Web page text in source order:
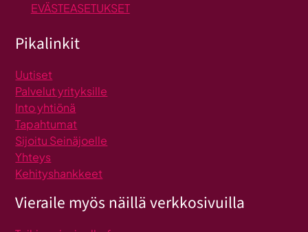
EVÄSTEASETUKSET
Pikalinkit
Uutiset
Palvelut yrityksille
Into yhtiönä
Tapahtumat
Sijoitu Seinäjoelle
Yhteys
Kehityshankkeet
Vieraile myös näillä verkkosivuilla